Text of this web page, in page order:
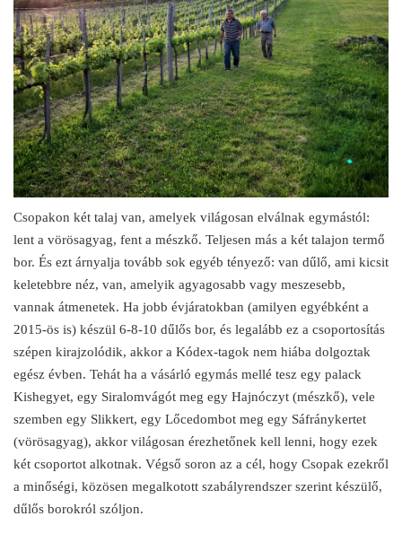
Csopakon két talaj van, amelyek világosan elválnak egymástól:
lent a vörösagyag, fent a mészkő. Teljesen más a két talajon termő
bor. És ezt árnyalja tovább sok egyéb tényező: van dűlő, ami kicsit
keletebbre néz, van, amelyik agyagosabb vagy meszesebb,
vannak átmenetek. Ha jobb évjáratokban (amilyen egyébként a
2015-ös is) készül 6-8-10 dűlős bor, és legalább ez a csoportosítás
szépen kirajzolódik, akkor a Kódex-tagok nem hiába dolgoztak
egész évben. Tehát ha a vásárló egymás mellé tesz egy palack
Kishegyet, egy Siralomvágót meg egy Hajnóczyt (mészkő), vele
szemben egy Slikkert, egy Lőcedombot meg egy Sáfránykertet
(vörösagyag), akkor világosan érezhetőnek kell lenni, hogy ezek
két csoportot alkotnak. Végső soron az a cél, hogy Csopak ezekről
a minőségi, közösen megalkotott szabályrendszer szerint készülő,
dűlős borokról szóljon.